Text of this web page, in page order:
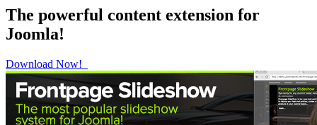
The powerful content extension for
Joomla!
Download Now!